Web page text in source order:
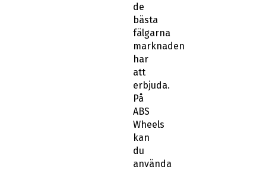
de
bästa
fälgarna
marknaden
har
att
erbjuda.
På
ABS
Wheels
kan
du
använda